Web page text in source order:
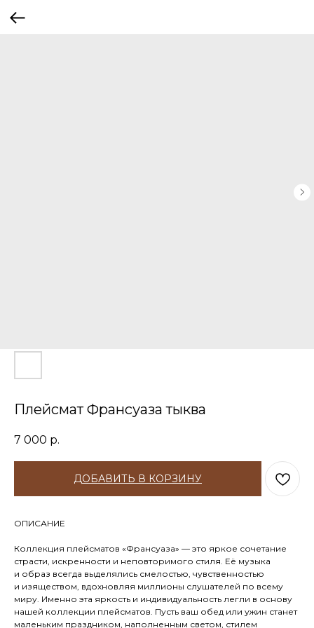
Плейсмат Франсуаза тыква
7 000 р.
ДОБАВИТЬ В КОРЗИНУ
ОПИСАНИЕ
Коллекция плейсматов «Франсуаза» — это яркое сочетание
страсти, искренности и неповторимого стиля. Её музыка
и образ всегда выделялись смелостью, чувственностью
и изяществом, вдохновляя миллионы слушателей по всему
миру. Именно эта яркость и индивидуальность легли в основу
нашей коллекции плейсматов. Пусть ваш обед или ужин станет
маленьким праздником, наполненным светом, стилем